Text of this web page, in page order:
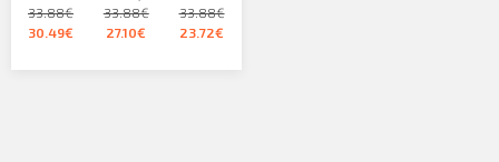
33.88€
30.49€
33.88€
27.10€
33.88€
23.72€